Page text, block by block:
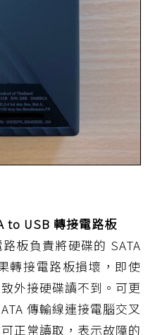
to USB 轉接電路板
板負責將硬碟的 SATA
轉接電路板損壞，即使
外接硬碟讀不到。可更
傳輸線連接電腦交叉
正常讀取，表示故障的